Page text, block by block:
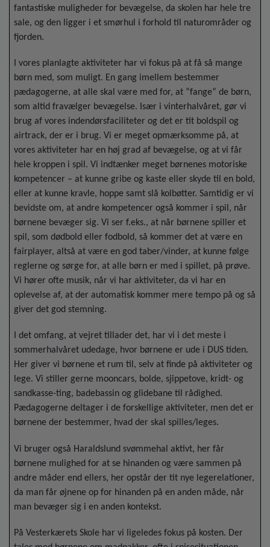
fantastiske muligheder for bevægelse, da skolen har hele tre
sale, og den ligger i et smørhul i forhold til naturområder og
fjorden.
I vores planlagte aktiviteter har vi fokus på at få så mange
børn med, som muligt. En gang imellem bestemmer
pædagogerne, at alle skal være med for, at ”fange” de børn,
som altid fravælger bevægelse. Især i vinterhalvåret, gør vi
brug af vores indendørsfaciliteter og det er tit boldspil og
airtrack, der er i brug. Vi er meget opmærksomme på, at
vores aktiviteter har en høj grad af bevægelse, og at vi får
hele kroppen i spil. Vi indtænker meget børnenes motoriske
kompetencer – at kunne gribe og kaste eller skyde til en bold,
eller at kunne kravle, hoppe samt slå kolbøtter. Samtidig er vi
bevidste om, at andre kompetencer også kommer i spil, når
børnene bevæger sig. Vi ser f.eks., at når børnene spiller et
spil, som dødbold eller fodbold, så kommer det at være en
fairplayer, altså at være en god taber/vinder, at kunne følge
reglerne og sørge for, at alle børn er med i spillet, på prøve.
Vi hører ofte musik, når vi har aktiviteter, da vi har en
oplevelse af, at der automatisk kommer mere tempo på og så
giver det god stemning.
I det omfang, at vejret tillader det, har vi i det meste i
sommerhalvåret udedage, hvor børnene er ude i DUS tiden.
Her giver vi børnene et rum til, selv at finde på aktiviteter og
lege. Vi stiller gerne mooncars, bolde, sjippetove, kridt- og
sandkasse-ting, badebassin og glidebane til rådighed.
Pædagogerne deltager i de forskellige aktiviteter, men det er
børnene der bestemmer, hvad der skal spilles/leges.
Vi bruger også Haraldslund svømmehal aktivt, her får
børnene mulighed for at se hinanden og være sammen på
andre måder end ellers, her opstår der tit nye legerelationer,
da man får øjnene op for hinanden på en anden måde, når
man bevæger sig i en anden kontekst.
På Vesterkærets Skole har vi ligeledes fokus på kosten. Der